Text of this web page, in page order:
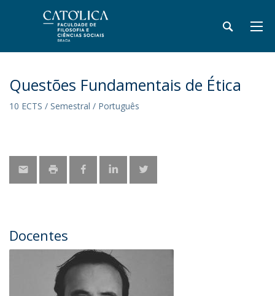
Questões Fundamentais de Ética
10 ECTS / Semestral / Português
Docentes